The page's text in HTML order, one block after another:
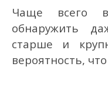
Чаще всего
обнаружить
старше и
вероятность,